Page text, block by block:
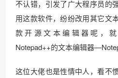
不认错，引发了广大程序员的
用这款软件，纷纷改用其它文
款开源文本编辑器呢，
Notepad++的文本编辑器
这位大佬也是性情中人，看不